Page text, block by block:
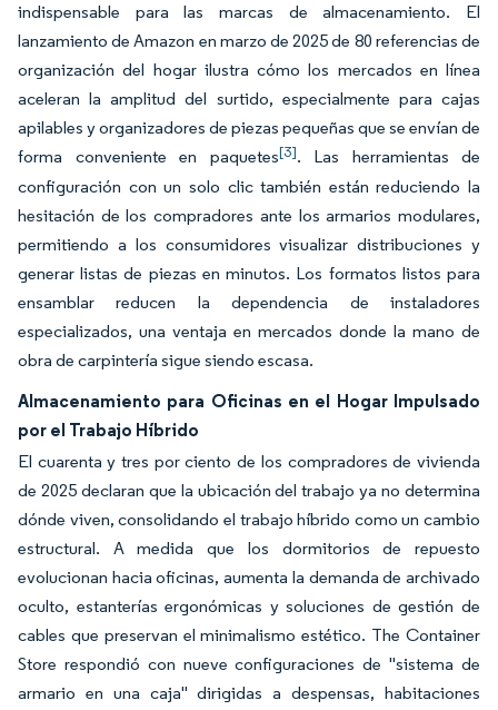
indispensable para las marcas de almacenamiento. El
lanzamiento de Amazon en marzo de 2025 de 80 referencias de
organización del hogar ilustra cómo los mercados en línea
aceleran la amplitud del surtido, especialmente para cajas
apilables y organizadores de piezas pequeñas que se envían de
forma conveniente en paquetes[3]. Las herramientas de
configuración con un solo clic también están reduciendo la
hesitación de los compradores ante los armarios modulares,
permitiendo a los consumidores visualizar distribuciones y
generar listas de piezas en minutos. Los formatos listos para
ensamblar reducen la dependencia de instaladores
especializados, una ventaja en mercados donde la mano de
obra de carpintería sigue siendo escasa.
Almacenamiento para Oficinas en el Hogar Impulsado
por el Trabajo Híbrido
El cuarenta y tres por ciento de los compradores de vivienda
de 2025 declaran que la ubicación del trabajo ya no determina
dónde viven, consolidando el trabajo híbrido como un cambio
estructural. A medida que los dormitorios de repuesto
evolucionan hacia oficinas, aumenta la demanda de archivado
oculto, estanterías ergonómicas y soluciones de gestión de
cables que preservan el minimalismo estético. The Container
Store respondió con nueve configuraciones de "sistema de
armario en una caja" dirigidas a despensas, habitaciones